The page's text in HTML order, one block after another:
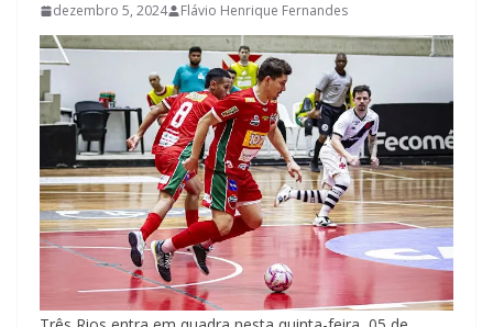
dezembro 5, 2024 Flávio Henrique Fernandes